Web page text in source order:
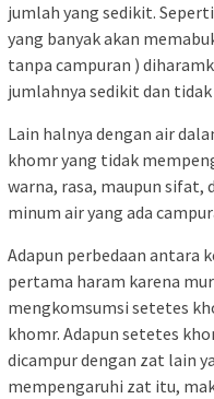
jumlah yang sedikit.
yang banyak akan
tanpa campuran )
jumlahnya sedikit dan
Lain halnya dengan air
khomr yang tidak
warna, rasa, maupun sifat,
minum air yang ada
Adapun perbedaan antara
pertama haram karena
mengkomsumsi setetes
khomr. Adapun setetes
dicampur dengan zat lain
mempengaruhi zat itu,